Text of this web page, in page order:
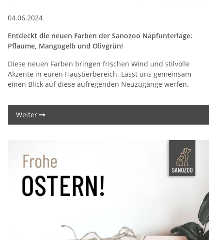
04.06.2024
Entdeckt die neuen Farben der Sanozoo Napfunterlage:
Pflaume, Mangogelb und Olivgrün!
Diese neuen Farben bringen frischen Wind und stilvolle
Akzente in euren Haustierbereich. Lasst uns gemeinsam
einen Blick auf diese aufregenden Neuzugänge werfen.
Weiter